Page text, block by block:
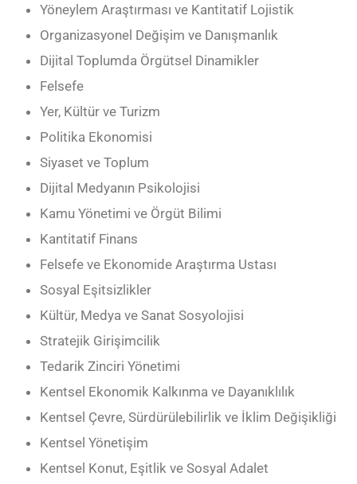
Yöneylem Araştırması ve Kantitatif Lojistik
Organizasyonel Değişim ve Danışmanlık
Dijital Toplumda Örgütsel Dinamikler
Felsefe
Yer, Kültür ve Turizm
Politika Ekonomisi
Siyaset ve Toplum
Dijital Medyanın Psikolojisi
Kamu Yönetimi ve Örgüt Bilimi
Kantitatif Finans
Felsefe ve Ekonomide Araştırma Ustası
Sosyal Eşitsizlikler
Kültür, Medya ve Sanat Sosyolojisi
Stratejik Girişimcilik
Tedarik Zinciri Yönetimi
Kentsel Ekonomik Kalkınma ve Dayanıklılık
Kentsel Çevre, Sürdürülebilirlik ve İklim Değişikliği
Kentsel Yönetişim
Kentsel Konut, Eşitlik ve Sosyal Adalet